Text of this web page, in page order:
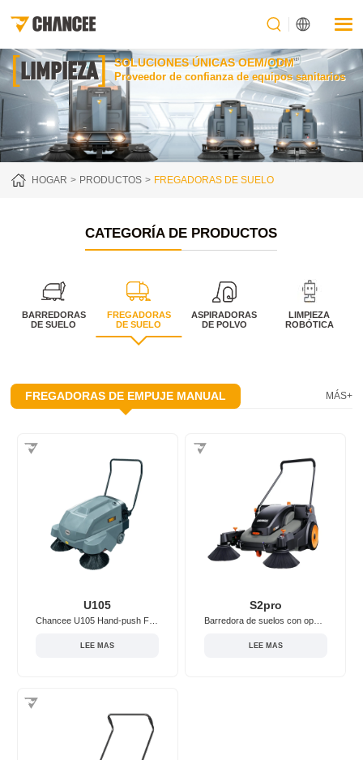
[LIMPIEZA] SOLUCIONES ÚNICAS OEM/ODM
Proveedor de confianza de equipos sanitarios
HOGAR PRODUCTOS FREGADORAS DE SUELO
CATEGORÍA DE PRODUCTOS
BARREDORAS
DE SUELO
FREGADORAS
DE SUELO
ASPIRADORAS
DE POLVO
LIMPIEZA
ROBÓTICA
FREGADORAS DE EMPUJE MANUAL MÁS+
U105
LEE MAS
S2pro
Barredora de suelos con operador a pie/manual Chancee S2pro
LEE MAS